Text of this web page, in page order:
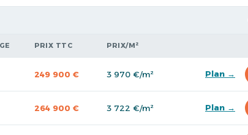
PRIX TTC PRIX/M²
249 900 € 3 970 €/m² Plan →
264 900 € 3 722 €/m² Plan →